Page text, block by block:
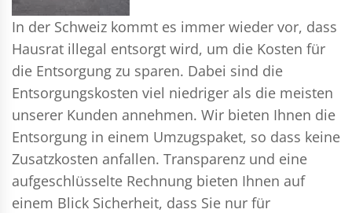
In der Schweiz kommt es immer wieder vor, dass
Hausrat illegal entsorgt wird, um die Kosten für
die Entsorgung zu sparen. Dabei sind die
Entsorgungskosten viel niedriger als die meisten
unserer Kunden annehmen. Wir bieten Ihnen die
Entsorgung in einem Umzugspaket, so dass keine
Zusatzkosten anfallen. Transparenz und eine
aufgeschlüsselte Rechnung bieten Ihnen auf
einem Blick Sicherheit, dass Sie nur für